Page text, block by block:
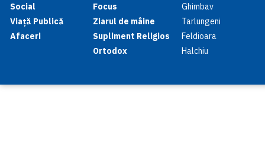
Social
Viață Publică
Afaceri
Focus
Ziarul de mâine
Supliment Religios
Ortodox
Ghimbav
Tarlungeni
Feldioara
Halchiu